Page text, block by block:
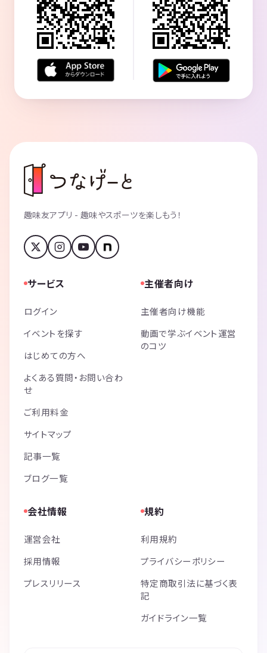
趣味友アプリ - 趣味やスポーツを楽しもう！
サービス
ログイン
イベントを探す
はじめての方へ
よくある質問・お問い合わ
せ
ご利用料金
サイトマップ
記事一覧
ブログ一覧
主催者向け
主催者向け機能
動画で学ぶイベント運営
のコツ
会社情報
運営会社
採用情報
プレスリリース
規約
利用規約
プライバシーポリシー
特定商取引法に基づく表
記
ガイドライン一覧